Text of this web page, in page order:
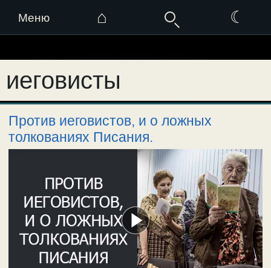
Меню ⌂ ☾
к
содержимому
иеговисты
Против иеговистов, и о ложных
толкованиях Писания.